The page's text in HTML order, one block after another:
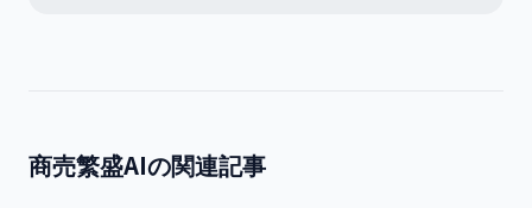
商売繁盛AIの関連記事